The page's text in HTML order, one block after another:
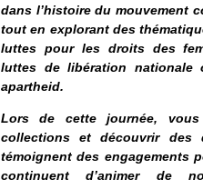
dans l’histoire du mouvement
tout en explorant des
luttes pour les droits des
luttes de libération nationale
apartheid.
Lors de cette journée,
collections et découvrir des
témoignent des engagements
continuent d’animer de